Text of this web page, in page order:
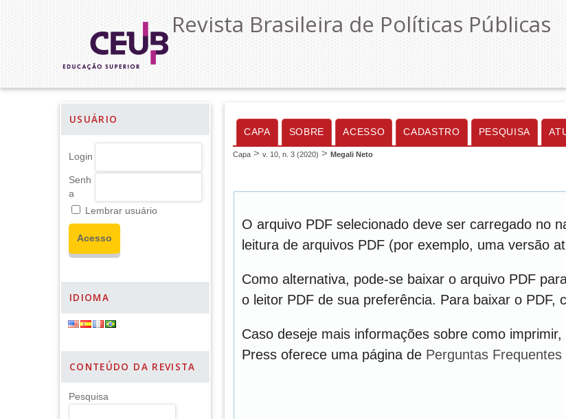
Revista Brasileira de Políticas Públicas
USUÁRIO
Login
Senh
a
Lembrar usuário
IDIOMA
CONTEÚDO DA REVISTA
Pesquisa
CAPA SOBRE ACESSO CADASTRO PESQUISA
Capa > v. 10, n. 3 (2020) > Megali Neto
O arquivo PDF selecionado deve ser carregado no
leitura de arquivos PDF (por exemplo, uma versão
Como alternativa, pode-se baixar o arquivo PDF
o leitor PDF de sua preferência. Para baixar o PDF,
Caso deseje mais informações sobre como
Press oferece uma página de Perguntas